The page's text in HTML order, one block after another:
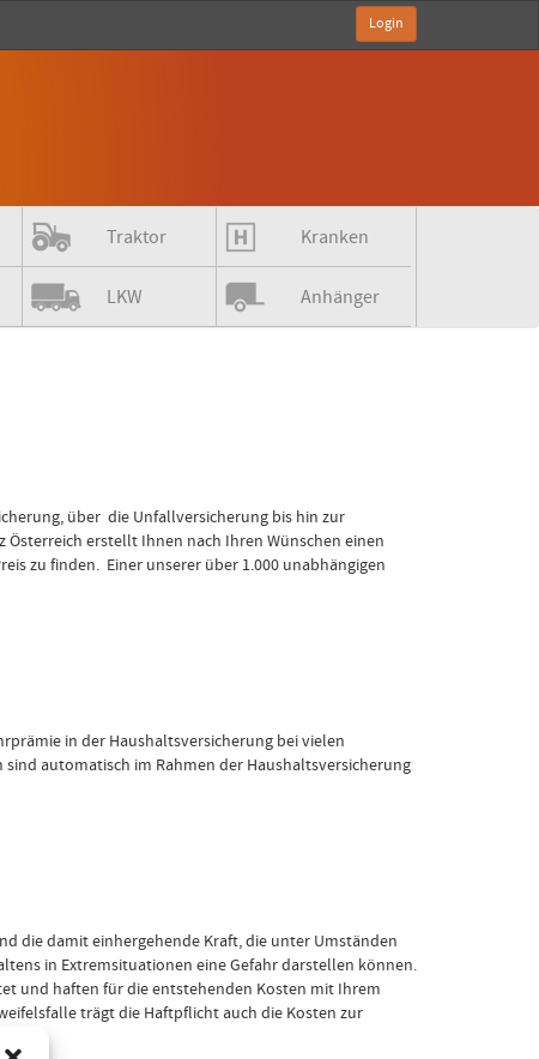
Login
Traktor Kranken
LKW Anhänger
über die Unfallversicherung bis hin zur
erstellt Ihnen nach Ihren Wünschen einen
zu finden. Einer unserer über 1.000 unabhängigen
in der Haushaltsversicherung bei vielen
automatisch im Rahmen der Haushaltsversicherung
die damit einhergehende Kraft, die unter Umständen
in Extremsituationen eine Gefahr darstellen können.
und haften für die entstehenden Kosten mit Ihrem
trägt die Haftpflicht auch die Kosten zur